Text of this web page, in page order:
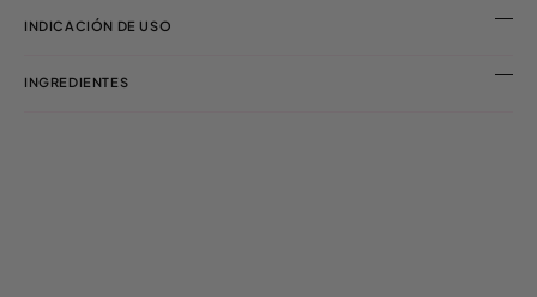
INDICACIÓN DE USO
INGREDIENTES